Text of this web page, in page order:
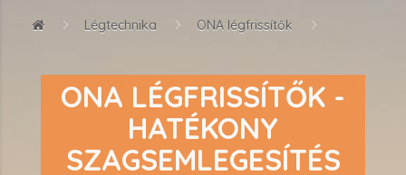
Légtechnika ONA légfrissítők
ONA LÉGFRISSÍTŐK -
HATÉKONY
SZAGSEMLEGESÍTÉS